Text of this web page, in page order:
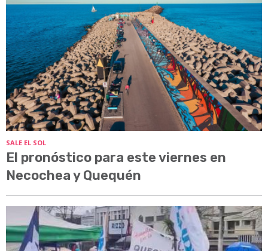
SALE EL SOL
El pronóstico para este viernes en
Necochea y Quequén